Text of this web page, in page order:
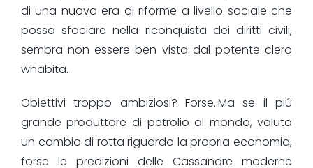
di una nuova era di riforme a livello sociale che
possa sfociare nella riconquista dei diritti civili,
sembra non essere ben vista dal potente clero
whabita.
Obiettivi troppo ambiziosi? Forse..Ma se il piú
grande produttore di petrolio al mondo, valuta
un cambio di rotta riguardo la propria economia,
forse le predizioni delle Cassandre moderne